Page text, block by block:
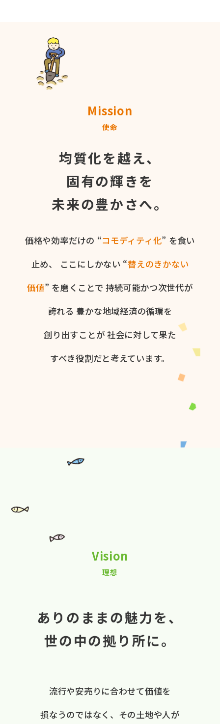
Mission
使命
均質化を越え、
固有の輝きを
未来の豊かさへ。
価格や​効率だけの​ “コモディティ化” を​食い​
止め、
ここに​しかない​ “替えの​きかない​
価値” を​磨く​ことで 持続可能かつ次世代が​
誇れる 豊かな​地域経済の​循環を​
創り出すことが 社会に​対して​果た​
すべき役割だと​考えています。​
Vision
理想
ありのままの魅力を、
世の中の拠り所に。
流行や​安売りに​合わせて​価値を​
損なうのではなく、 ​その​土地や​人が​